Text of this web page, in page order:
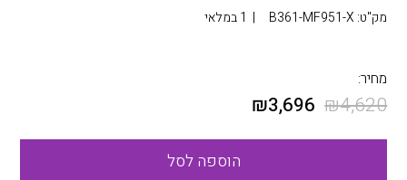
מק"ט: B361-MF951-X
| 1 במלאי
מחיר:
₪4,620
₪3,696
הוספה לסל